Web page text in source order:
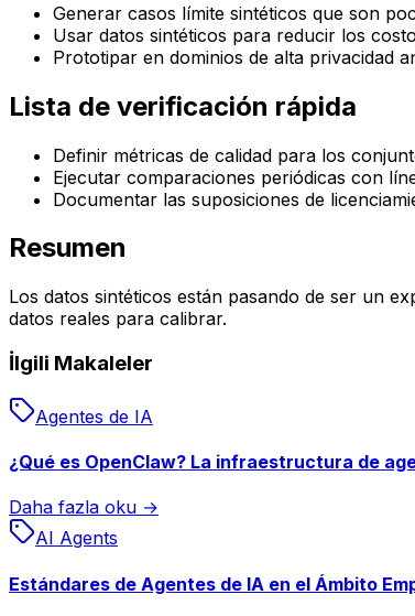
Generar casos límite sintéticos que son
Usar datos sintéticos para reducir los
Prototipar en dominios de alta privacidad
Lista de verificación rápida
Definir métricas de calidad para los
Ejecutar comparaciones periódicas con
Documentar las suposiciones de
Resumen
Los datos sintéticos están pasando de ser un
datos reales para calibrar.
İlgili Makaleler
Agentes de IA
¿Qué es OpenClaw? La infraestructura de
Daha fazla oku →
AI Agents
Estándares de Agentes de IA en el Ámbito